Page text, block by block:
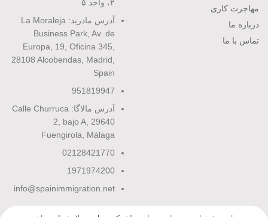
۲، واحد ۵
آدرس مادرید: La Moraleja
Business Park, Av. de
Europa, 19, Oficina 345,
28108 Alcobendas, Madrid,
Spain
951819947
آدرس مالاگا: Calle Churruca
2, bajo A, 29640
Fuengirola, Málaga
02128421770
1971974200
info@spainimmigration.net
مهاجرت کاری
درباره ما
تماس با ما